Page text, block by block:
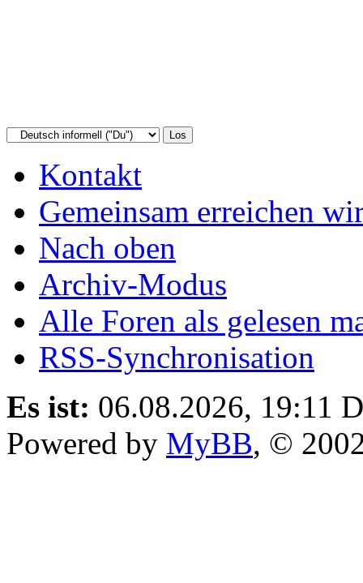
Kontakt
Gemeinsam erreichen
Nach oben
Archiv-Modus
Alle Foren als gelesen
RSS-Synchronisation
Es ist: 06.08.2026, 19:11
Powered by MyBB, ©